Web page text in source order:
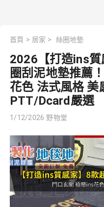
首頁 > 居家 > 絲圈地墊
2026【打造ins
圈刮泥地墊推薦
花色 法式風格 美
PTT/Dcard嚴選
1/12/2026 野物堂